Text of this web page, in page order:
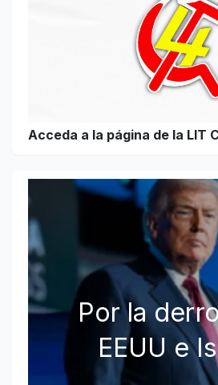
Acceda a la página de la LIT
Por la
EEUU e